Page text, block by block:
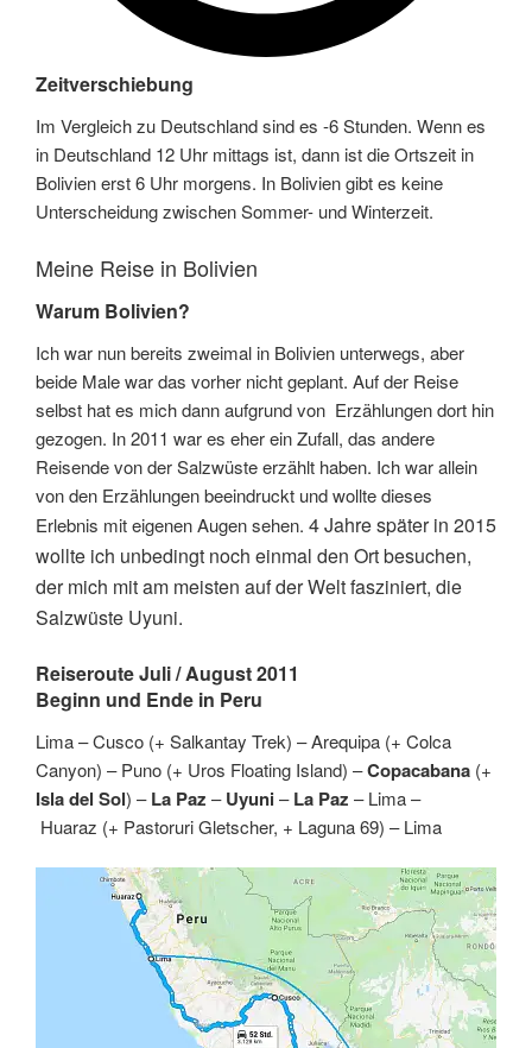
Zeitverschiebung
Im Vergleich zu Deutschland sind es -6 Stunden. Wenn es
in Deutschland 12 Uhr mittags ist, dann ist die Ortszeit in
Bolivien erst 6 Uhr morgens. In Bolivien gibt es keine
Unterscheidung zwischen Sommer- und Winterzeit.​
Meine Reise in Bolivien
Warum Bolivien?
Ich war nun bereits zweimal in Bolivien unterwegs, aber
beide Male war das vorher nicht geplant. Auf der Reise
selbst hat es mich dann aufgrund von Erzählungen dort hin
gezogen. In 2011 war es eher ein Zufall, das andere
Reisende von der Salzwüste erzählt haben. Ich war allein
von den Erzählungen beeindruckt und wollte dieses
Erlebnis mit eigenen Augen sehen. 4 Jahre später in 2015
wollte ich unbedingt noch einmal den Ort besuchen,
der mich mit am meisten auf der Welt fasziniert, die
Salzwüste Uyuni.
Reiseroute Juli / August 2011
Beginn und Ende in Peru
Lima – Cusco (+ Salkantay Trek) – Arequipa (+ Colca
Canyon) – Puno (+ Uros Floating Island) –Copacabana (+
Isla del Sol) –La Paz –Uyuni–La Paz – Lima –
Huaraz (+ Pastoruri Gletscher, + Laguna 69) – Lima